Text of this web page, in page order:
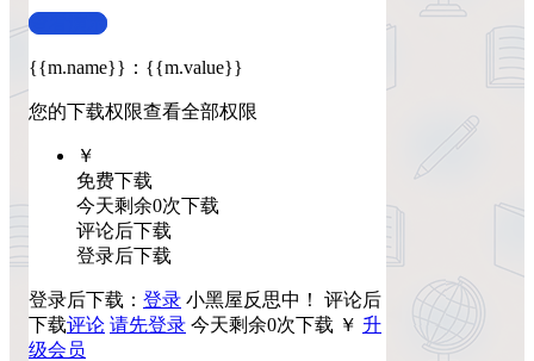
查看演示
{{m.name}} ： {{m.value}}
您的下载权限查看全部权限
￥
免费下载
今天剩余0次下载
评论后下载
登录后下载
登录后下载： 登录 小黑屋反思中！ 评论后
下载评论 请先登录 今天剩余0次下载 ￥ 升
级会员